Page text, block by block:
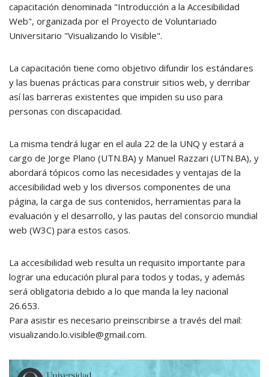
capacitación denominada "Introducción a la Accesibilidad
Web", organizada por el Proyecto de Voluntariado
Universitario "Visualizando lo Visible".
La capacitación tiene como objetivo difundir los estándares
y las buenas prácticas para construir sitios web, y derribar
así las barreras existentes que impiden su uso para
personas con discapacidad.
La misma tendrá lugar en el aula 22 de la UNQ y estará a
cargo de Jorge Plano (UTN.BA) y Manuel Razzari (UTN.BA), y
abordará tópicos como las necesidades y ventajas de la
accesibilidad web y los diversos componentes de una
página, la carga de sus contenidos, herramientas para la
evaluación y el desarrollo, y las pautas del consorcio mundial
web (W3C) para estos casos.
La accesibilidad web resulta un requisito importante para
lograr una educación plural para todos y todas, y además
será obligatoria debido a lo que manda la ley nacional
26.653.
Para asistir es necesario preinscribirse a través del mail:
visualizando.lo.visible@gmail.com.